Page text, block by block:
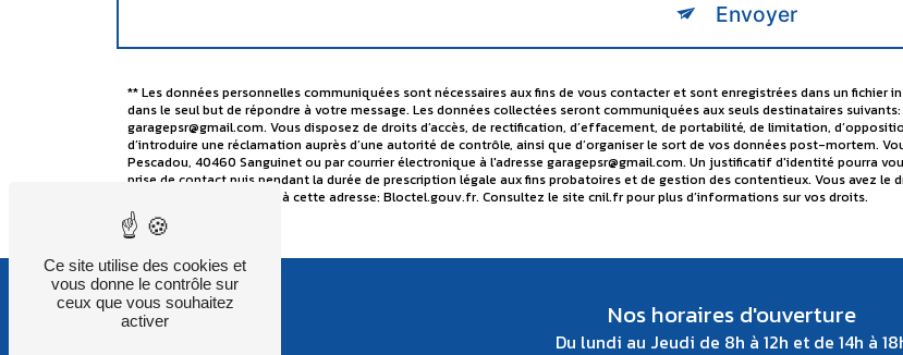
Envoyer
** Les données personnelles communiquées sont nécessaires aux fins de vous contacter et sont enregistrées dans un
dans le seul but de répondre à votre message. Les données collectées seront communiquées aux seuls destinataires suivants:
garagepsr@gmail.com. Vous disposez de droits d’accès, de rectification, d’effacement, de portabilité, de limitation,
d’introduire une réclamation auprès d’une autorité de contrôle, ainsi que d’organiser le sort de vos données post-mortem.
Pescadou, 40460 Sanguinet ou par courrier électronique à l'adresse garagepsr@gmail.com. Un justificatif d'identité pourra
prise de contact puis pendant la durée de prescription légale aux fins probatoires et de gestion des contentieux. Vous avez
téléphonique, disponible à cette adresse: Bloctel.gouv.fr. Consultez le site cnil.fr pour plus d’informations sur vos droits.
Nos horaires d'ouverture
Du lundi au Jeudi de 8h à 12h et de 14h à
Ce site utilise des cookies et
vous donne le contrôle sur
ceux que vous souhaitez
activer